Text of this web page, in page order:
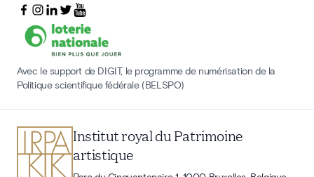
Avec le support de DIGIT, le programme de numérisation de la
Politique scientifique fédérale (BELSPO)
Institut royal du Patrimoine
artistique